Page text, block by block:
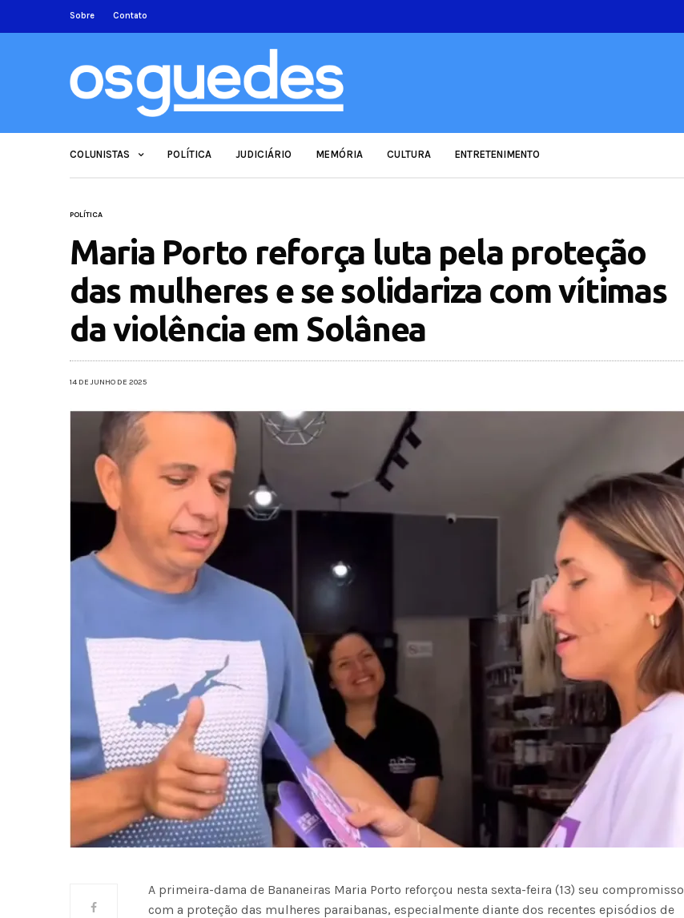
Sobre Contato
COLUNISTAS POLÍTICA JUDICIÁRIO MEMÓRIA CULTURA ENTRETENIMENTO
POLÍTICA
Maria Porto reforça luta pela proteção
das mulheres e se solidariza com vítimas
da violência em Solânea
14 DE JUNHO DE 2025
A primeira-dama de Bananeiras Maria Porto reforçou nesta sexta-feira (13) seu compromisso
com a proteção das mulheres paraibanas, especialmente diante dos recentes episódios de